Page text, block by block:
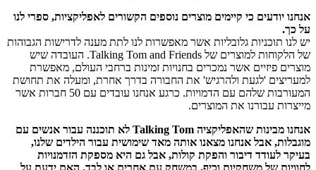
אנחנו יודעים כי קיימים מוצרים נוספים הקשורים לאפליקציות, ספרי לנו
על כך.
יש לנו תוכניות גלובליות אשר מאפשרות לנו לתת מענה לדרישות הגבוהות
של הלקוחות למוצרים של Talking Tom and Friends. העובדה שיש
מוצרים פיזיים אשר נמכרים בחנויות זמינות ברחבי העולם, מאפשרת
למעריצים 'לגעת ולהרגיש' את החבורה בדרך אחרת, ומעלה את תחושת
המעורבות שלהם עם הדמויות. כרגע אנחנו עובדים עם 50 חברות אשר
מייצרות עבורנו את המוצרים.
אנחנו מבינות שהאפליקציה Talking Tom לא תוכננה עבור אנשים עם
מוגבלות, אבל אנחנו מצאנו אותה מאד שימושית עבור הילדים שלנו,
בעיקר לעודד דיבור והפקת קולות, אבל גם היא מספקת הזדמנויות